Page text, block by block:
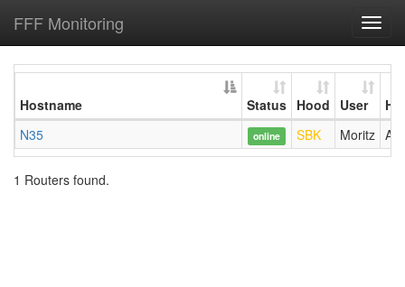
FFF Monitoring
Hostname Status Hood User
N35
online SBK Moritz
1 Routers found.